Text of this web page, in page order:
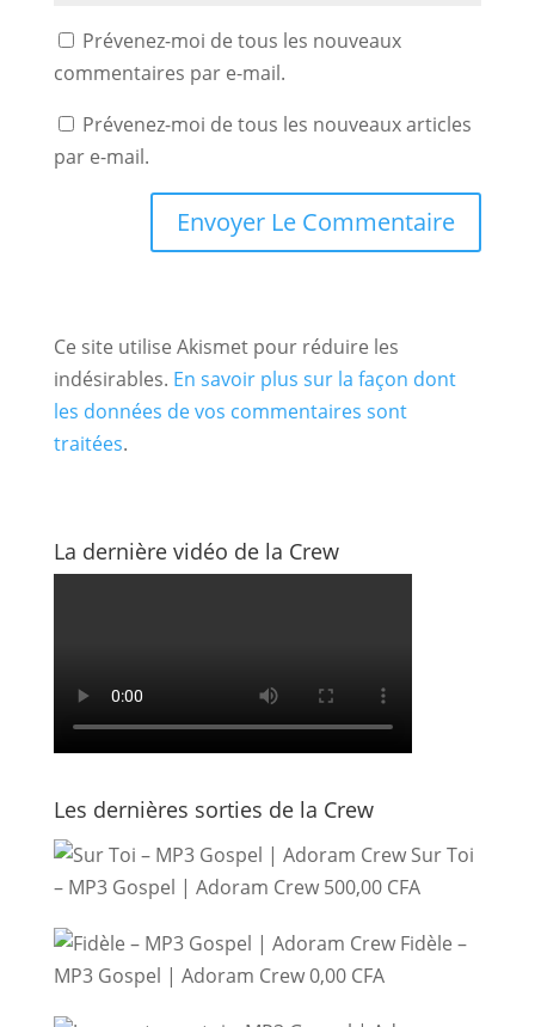
Prévenez-moi de tous les nouveaux
commentaires par e-mail.
Prévenez-moi de tous les nouveaux articles
par e-mail.
Ce site utilise Akismet pour réduire les
indésirables. En savoir plus sur la façon dont
les données de vos commentaires sont
traitées.
La dernière vidéo de la Crew
Les dernières sorties de la Crew
Sur Toi
– MP3 Gospel | Adoram Crew 500,00 CFA
Fidèle –
MP3 Gospel | Adoram Crew0,00 CFA